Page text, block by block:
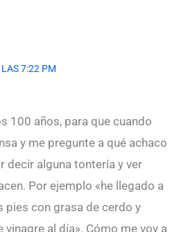
7:22 PM
100 años, para que cuando
y me pregunte a qué achaco
decir alguna tontería y ver
Por ejemplo «he llegado a
pies con grasa de cerdo y
vinagre al día». Cómo me voy a